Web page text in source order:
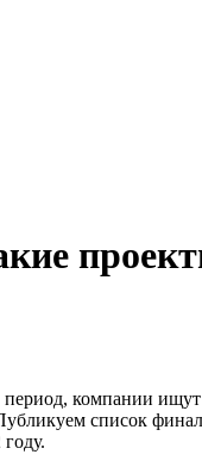
компании
список